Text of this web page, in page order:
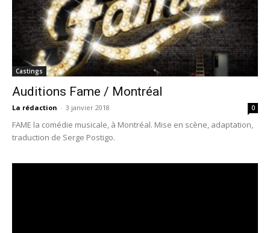
Castings
Auditions Fame / Montréal
La rédaction - 3 janvier 2018 0
FAME la comédie musicale, à Montréal. Mise en scène, adaptation,
traduction de Serge Postigo.